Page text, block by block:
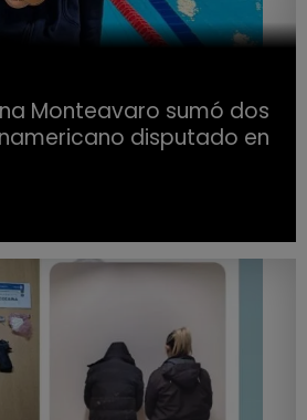
Monteavaro sumó dos
disputado en